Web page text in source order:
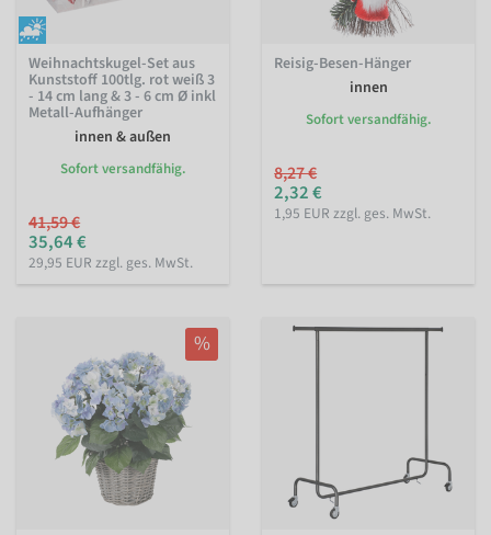
Weihnachtskugel-Set aus
Kunststoff 100tlg. rot weiß 3
- 14 cm lang & 3 - 6 cm Ø inkl
Metall-Aufhänger
innen & außen
Sofort versandfähig.
41,59 €
35,64 €
29,95 EUR zzgl. ges. MwSt.
Reisig-Besen-Hänger
innen
Sofort versandfähig.
8,27 €
2,32 €
1,95 EUR zzgl. ges. MwSt.
%